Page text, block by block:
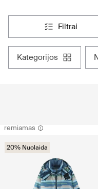
filtrai
kategorijos
remiamas
20% Nuolaida